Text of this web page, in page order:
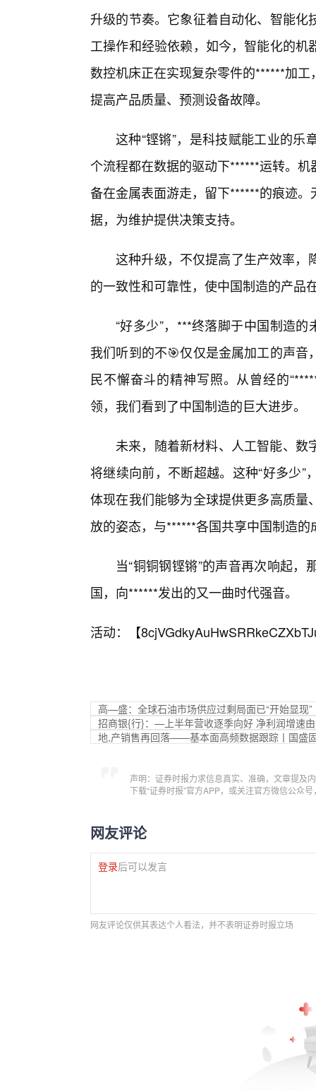
升级的节奏。它象征着自动化、智能
工操作和经验依赖，如今，智能化的
数控机床正在实现复杂零件的******加
提高产品质量、预测设备故障。
这种“铿锵”，是科技赋能工业的
个流程都在数据的驱动下******运转。
备在金属表面游走，留下******的痕迹
据，为维护提供决策支持。
这种升级，不仅提高了生产效率，
的一致性和可靠性，使中国制造的产品
“好多少”，***终落脚于中国制造
我们听到的不🎯仅仅是金属加工的声
民不懈奋斗的精神写照。从曾经的
领，我们看到了中国制造的巨大进步。
未来，随着新材料、人工智能、
将继续向前，不断超越。这种“好多少
体现在我们能够为全球提供更多高质
放的姿态，与******各国共享中国制造
当“铜铜钢铿锵”的声音再次响起
国，向******发出的又一曲时代强音。
活动：【
高—盛：全球石油市场供应过剩局面已“开始显现”
招商银{行}：—上半年营收逐季向好 净利润增速
地,产销售再回落——基本面高频数据跟踪丨国盛
声明：证券时报力求信息真实、准确，文章提及
下载“证券时报”官方APP，或关注官方微信公众
网友评论
登录后可以发言
网友评论仅供其表达个人看法，并不表明证券时报立场